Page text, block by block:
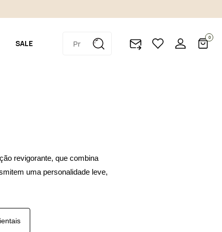
SALE
0
revigorante, que combina
uma personalidade leve,